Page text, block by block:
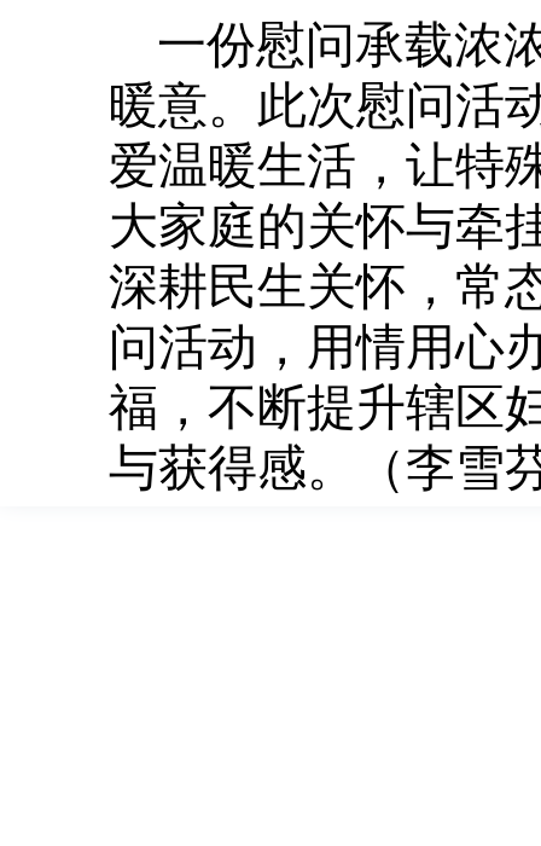
一份慰问承载浓
暖意。此次慰问活
爱温暖生活，让特
大家庭的关怀与牵
深耕民生关怀，常
问活动，用情用心
福，不断提升辖区
与获得感。（李雪